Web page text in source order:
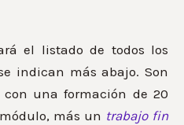
el listado de todos los
indican más abajo. Son
una formación de 20
más un trabajo fin